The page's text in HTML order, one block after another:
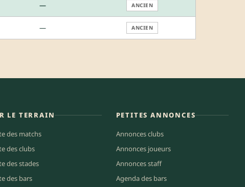
— ANCIEN
— ANCIEN
LE TERRAIN
des matchs
des clubs
des stades
des bars
PETITES ANNONCES
Annonces clubs
Annonces joueurs
Annonces staff
Agenda des bars